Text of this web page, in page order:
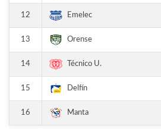
12 Emelec
13 Orense
14 Técnico U.
15 Delfín
16 Manta